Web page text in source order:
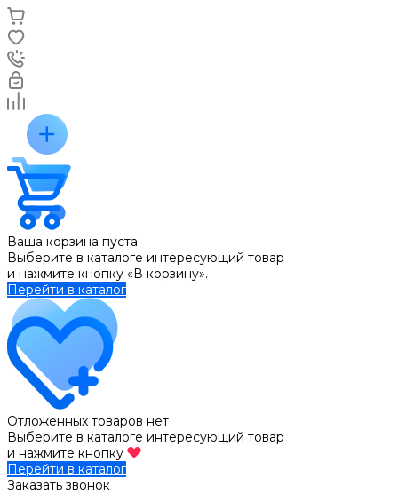
Ваша корзина пуста
Выберите в каталоге интересующий товар
и нажмите кнопку «В корзину».
Перейти в каталог
Отложенных товаров нет
Выберите в каталоге интересующий товар
и нажмите кнопку
Перейти в каталог
Заказать звонок